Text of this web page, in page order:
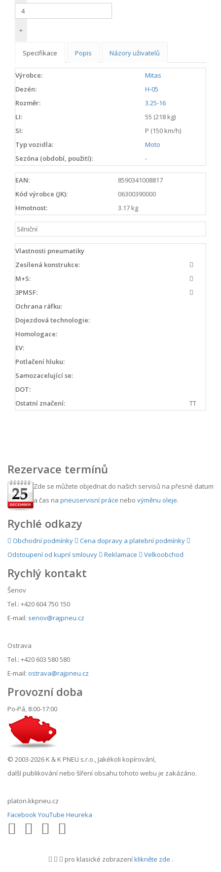
+
Specifikace Popis Názory uživatelů
Výrobce:
Mitas
Dezén:
H-05
Rozměr:
3.25-16
LI:
55 (218 kg)
SI:
P (150 km/h)
Typ vozidla:
Moto
Sezóna (období, použití):
-
EAN:
8590341008817
Kód výrobce (JK):
06300390000
Hmotnost:
3.17 kg
Silniční
Vlastnosti pneumatiky
Zesílená konstrukce:
M+S:
3PMSF:
Ochrana ráfku:
Dojezdová technologie:
Homologace:
EV:
Potlačení hluku:
Samozacelující se:
DOT:
Ostatní značení:
TT
Rezervace termínů
Zde se můžete objednat do našich servisů na přesné datum
a čas na pneuservisní práce nebo výměnu oleje.
Rychlé odkazy
Obchodní podmínky
Cena dopravy a platební podmínky
Odstoupení od kupní smlouvy
Reklamace Velkoobchod
Rychlý kontakt
Šenov
Tel.: +420 604 750 150
E-mail: senov@rajpneu.cz
Ostrava
Tel.: +420 603 580 580
E-mail: ostrava@rajpneu.cz
Provozní doba
Po-Pá, 8:00-17:00
© 2003-2026 K & K PNEU s.r.o., Jakékoli kopírování,
další publikování nebo šíření obsahu tohoto webu je zakázáno.
platon.kkpneu.cz
FacebookYouTube Heureka
pro klasické zobrazeníklikněte zde .